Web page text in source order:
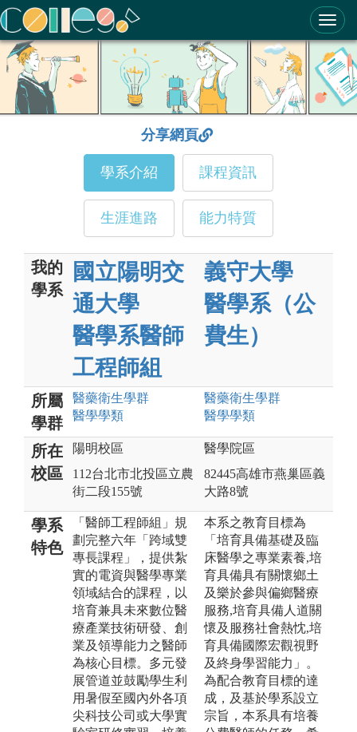
ColleGo! 大學選才與高中育才輔助系統
分享網頁
學系介紹 課程資訊
生涯進路 能力特質
我的
學系
國立陽明交
通大學
醫學系醫師
工程師組
義守大學
醫學系（公
費生）
所屬
學群
醫藥衛生學群
醫學學類
醫藥衛生學群
醫學學類
所在
校區
陽明校區
112台北市北投區立農
街二段155號
醫學院區
82445高雄市燕巢區義
大路8號
學系
特色
「醫師工程師組」規
劃完整六年「跨域雙
專長課程」，提供紮
實的電資與醫學專業
領域結合的課程，以
培育兼具未來數位醫
療產業技術研發、創
業及領導能力之醫師
為核心目標。多元發
展管道並鼓勵學生利
用暑假至國內外各項
尖科技公司或大學實
本系之教育目標為
「培育具備基礎及臨
床醫學之專業素養,培
育具備具有關懷鄉土
及樂於參與偏鄉醫療
服務,培育具備人道關
懷及服務社會熱忱,培
育具備國際宏觀視野
及終身學習能力」。
為配合教育目標的達
成，及基於學系設立
宗旨，本系具有培養